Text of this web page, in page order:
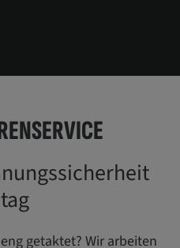
getaktet? Wir arbeiten